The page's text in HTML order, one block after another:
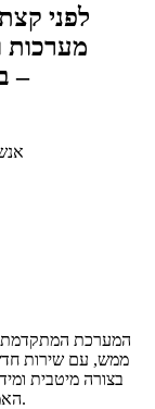
לפני
מערכות
אנשים
המערכת המתקדמת
ממש, עם שירות
בצורה מיטבית
האמצעים הקודמים – מכשירי מירס או מכשירי הקשר.